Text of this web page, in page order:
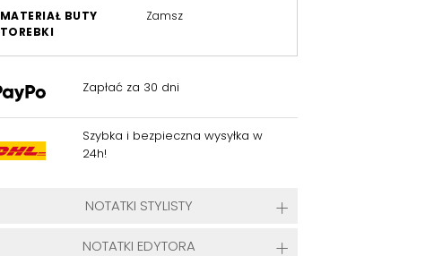
MATERIAŁ BUTY
TOREBKI
Zamsz
Zapłać za 30 dni
Szybka i bezpieczna wysyłka w
24h!
NOTATKI STYLISTY
NOTATKI EDYTORA